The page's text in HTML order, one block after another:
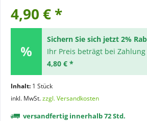
4,90 € *
Sichern Sie sich jetzt 2%
Ihr Preis beträgt bei
4,80 € *
Inhalt: 1 Stück
inkl. MwSt.zzgl. Versandkosten
versandfertig innerhalb 72 Std.